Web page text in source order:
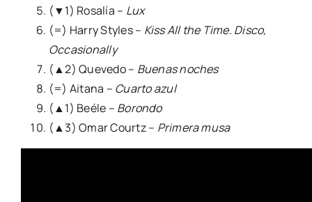
(▼1) Rosalía – Lux
(=) Harry Styles – Kiss All the Time. Disco,
Occasionally
(▲2) Quevedo – Buenas noches
(=) Aitana – Cuarto azul
(▲1) Beéle – Borondo
(▲3) Omar Courtz – Primera musa